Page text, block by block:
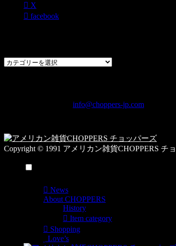
X
facebook
過
テ
ゴ
info@choppers-jp.com
Copyright © 1991 アメリカン雑貨CHOPPERS チ
News
About CHOPPERS
History
Item category
Shopping
Love’s